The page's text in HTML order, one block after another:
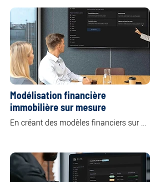
spécifiques ou multiples, notamment
les secteurs résidentiel, commercial, de
bureaux, de commerces et industriel.
En analysant la dynamique de l'offre et
de la demande sur le marché, nous
mettons en évidence les principales
tendances qui façonnent les marchés
actuels et futurs.
Modélisation financière
immobilière sur mesure
En créant des modèles financiers sur
une compréhension claire des
rendements et des risques potentiels
associés à votre investissement, vous
permettant ainsi de prendre des